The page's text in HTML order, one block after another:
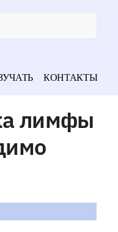
КОНТАКТЫ
лимфы